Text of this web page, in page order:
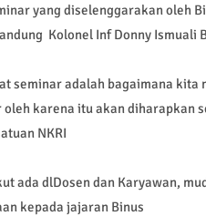
yang diselenggarakan oleh
Kolonel Inf Donny Ismuali
seminar adalah bagaimana
karena itu akan diharapkan
NKRI
ada dlDosen dan Karyawan,
kepada jajaran Binus